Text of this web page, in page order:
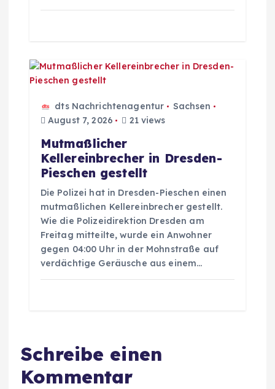
dts Nachrichtenagentur
Sachsen
August 7, 2026
21 views
Mutmaßlicher
Kellereinbrecher in Dresden-
Pieschen gestellt
Die Polizei hat in Dresden-Pieschen einen
mutmaßlichen Kellereinbrecher gestellt.
Wie die Polizeidirektion Dresden am
Freitag mitteilte, wurde ein Anwohner
gegen 04:00 Uhr in der Mohnstraße auf
verdächtige Geräusche aus einem…
Schreibe einen
Kommentar